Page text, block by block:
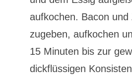
aufkochen. Bacon und
zugeben, aufkochen
15 Minuten bis zur
dickflüssigen